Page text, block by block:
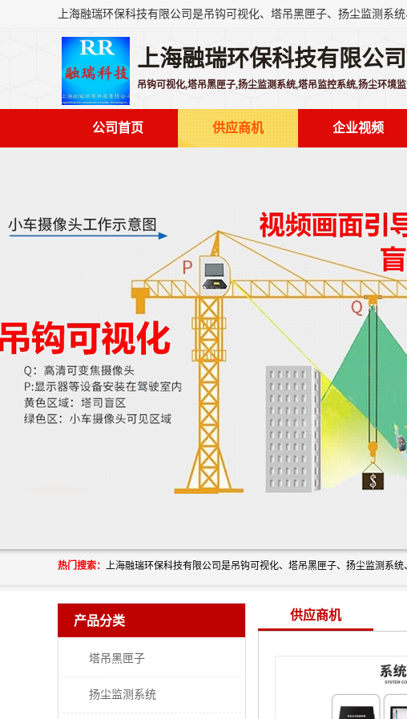
上海融瑞环保科技有限公司
吊钩可视化,塔吊黑匣子,扬尘监测系统,塔吊监控系统,扬尘环境监
公司首页 供应商机 企业视频
热门搜索：
产品分类
塔吊黑匣子
扬尘监测系统
供应商机